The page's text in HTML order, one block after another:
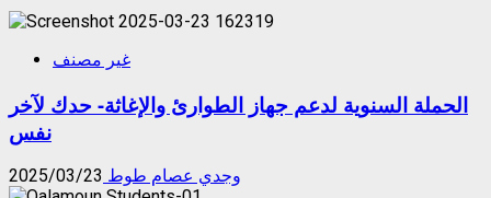
غير مصنف
الحملة السنوية لدعم جهاز الطوارئ والإغاثة- حدك لآخر
نفس
وجدي عصام طوط 2025/03/23